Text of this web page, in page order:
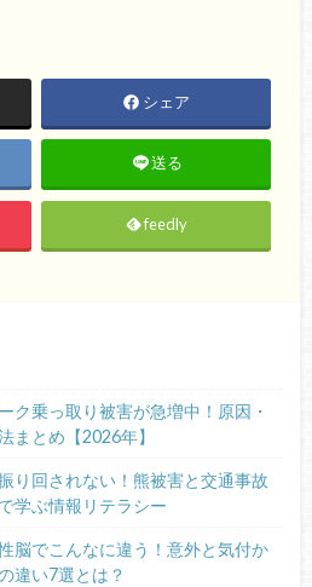
シェア
送る
feedly
ク乗っ取り被害が急増中！原因・
まとめ【2026年】
り回されない！熊被害と交通事故
学ぶ情報リテラシー
脳でこんなに違う！意外と気付か
違い7選とは？